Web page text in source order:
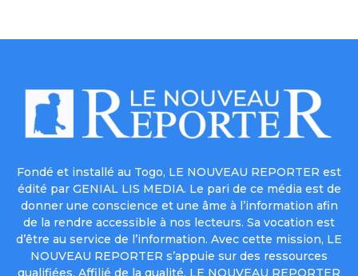
Fondé et installé au Togo, LE NOUVEAU REPORTER est
édité par GENIAL LIS MEDIA. Le pari de ce média est de
donner une conscience et une âme à l’information afin
de la rendre accessible à nos lecteurs. Sa vocation est
d’être au service de l’information. Avec cette mission, LE
NOUVEAU REPORTER s’appuie sur des ressources
qualifiées. Affilié de la qualité, LE NOUVEAU REPORTER